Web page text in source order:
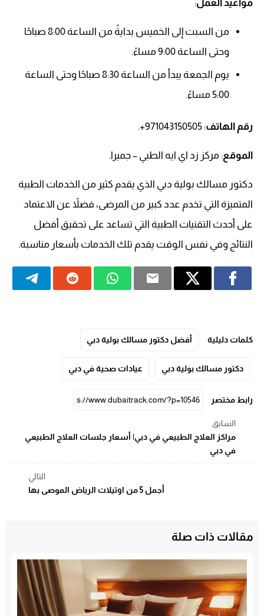
مواعيد العمل:
من السبت إلى الخميس بدايةً من الساعة 8:00 صباحًا
وحتى الساعة 9:00 مساءً.
يوم الجمعة يبدأ من الساعة 8:30 صباحًا وحتى الساعة
5:00 مساءً.
رقم الهاتف: 971043150505+.
الموقع: مركز زد اي ايه الطبي – جميرا.
دكتور مسالك بولية دبي الذي يقدم كثير من الخدمات الطبية
المتميزة التي تخدم عدد كبير من المرضى، فضلاً عن الاعتماد
على أحدث التقنيات الطبية التي تساعد على تحقيق أفضل
النتائج وفي نفس الوقت يقدم تلك الخدمات بأسعار مناسبة.
كلمات دليلية أفضل دكتور مسالك بولية دبي
دكتور مسالك بولية دبي عيادات صحية في دبي
رابط مختصر
السابق
مراكز العلاج الطبيعي في دبي| أسعار جلسات العلاج الطبيعي
في دبي
التالي
أجمل 5 من اوتيلات الرياض الموصى بها
مقالات ذات صلة